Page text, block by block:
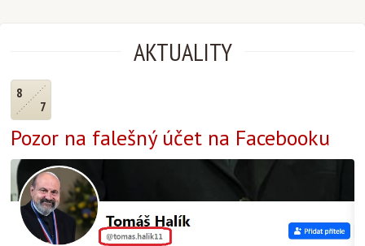
AKTUALITY
8
7
Pozor na falešný účet na Facebooku